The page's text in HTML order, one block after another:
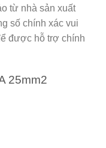
từ nhà sản xuất
số chính xác vui
được hỗ trợ chính
25mm2